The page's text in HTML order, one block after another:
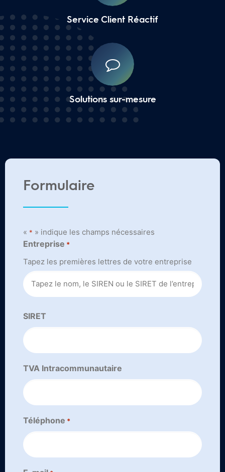
Service Client Réactif
Solutions sur-mesure
Formulaire
« * » indique les champs nécessaires
Entreprise *
Tapez les premières lettres de votre entreprise
SIRET
TVA Intracommunautaire
Téléphone *